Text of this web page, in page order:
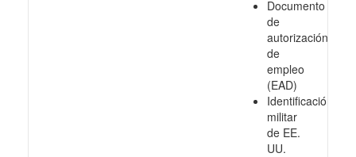
Documento
de
autorización
de
empleo
(EAD)
Identificación
militar
de EE.
UU.